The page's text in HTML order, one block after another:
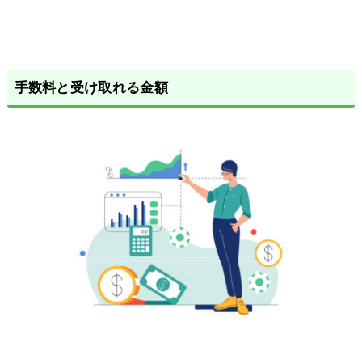
手数料と受け取れる金額